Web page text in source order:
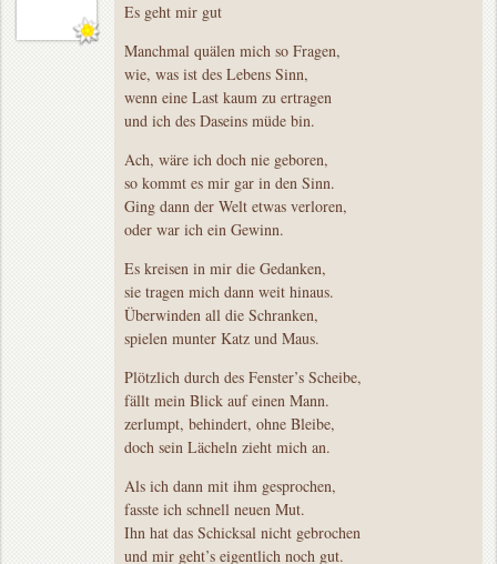
Es geht mir gut
Manchmal quälen mich so Fragen,
wie, was ist des Lebens Sinn,
wenn eine Last kaum zu ertragen
und ich des Daseins müde bin.
Ach, wäre ich doch nie geboren,
so kommt es mir gar in den Sinn.
Ging dann der Welt etwas verloren,
oder war ich ein Gewinn.
Es kreisen in mir die Gedanken,
sie tragen mich dann weit hinaus.
Überwinden all die Schranken,
spielen munter Katz und Maus.
Plötzlich durch des Fenster’s Scheibe,
fällt mein Blick auf einen Mann.
zerlumpt, behindert, ohne Bleibe,
doch sein Lächeln zieht mich an.
Als ich dann mit ihm gesprochen,
fasste ich schnell neuen Mut.
Ihn hat das Schicksal nicht gebrochen
und mir geht’s eigentlich noch gut.